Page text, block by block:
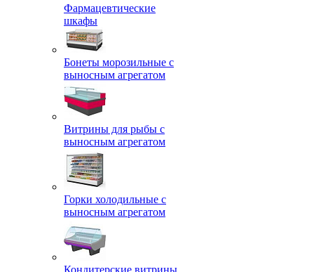
Фармацевтические
шкафы
Бонеты морозильные с
выносным агрегатом
Витрины для рыбы с
выносным агрегатом
Горки холодильные с
выносным агрегатом
Кондитерские витрины